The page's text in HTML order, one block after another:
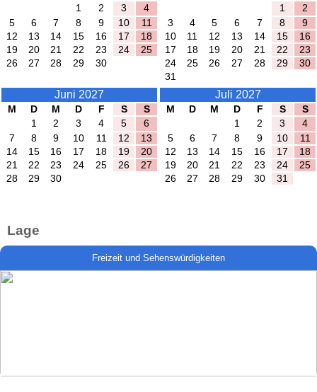
1
2 3
4
5
6 7 8 9 10
11
12
13 14 15 16 17
18
19
20 21 22 23 24
25
26
27 28 29 30
1
2
3
4 5 6 7 8
9
10
11 12 13 14 15
16
17
18 19 20 21 22
23
24
25 26 27 28 29
30
31
Juni 2027
M D M D F S
S
1
2 3 4 5
6
7
8 9 10 11 12
13
14
15 16 17 18 19
20
21
22 23 24 25 26
27
28
29 30
Juli 2027
M D M D F S
S
1
2 3
4
5
6 7 8 9 10
11
12
13 14 15 16 17
18
19
20 21 22 23 24
25
26
27 28 29 30 31
Lage
Freizeit und Sehenswürdigkeiten